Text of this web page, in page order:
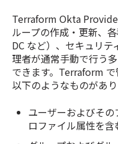
Terraform Okta
ループの作成・更新、
DC など）、セキュリ
理者が通常手動で行う
できます。Terraform で
以下のようなものがあり
ユーザーおよびそ
ロファイル属性を含